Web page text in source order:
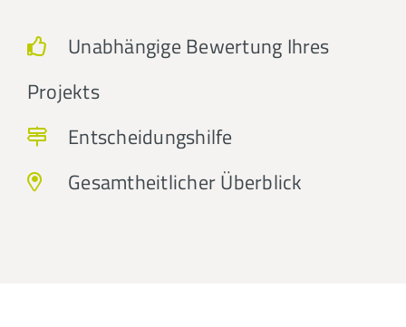
Unabhängige Bewertung Ihres
Projekts
Entscheidungshilfe
Gesamtheitlicher Überblick